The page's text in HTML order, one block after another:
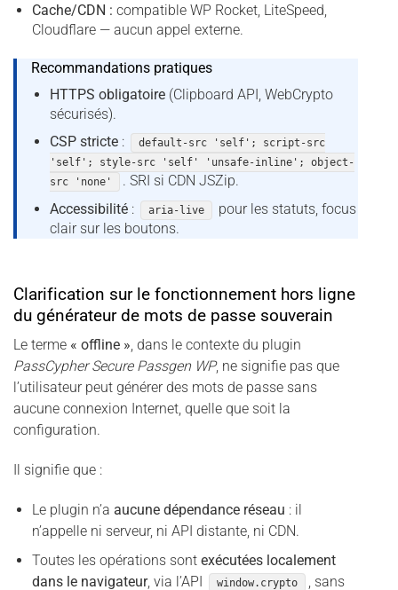
Cache/CDN : compatible WP Rocket, LiteSpeed,
Cloudflare — aucun appel externe.
Recommandations pratiques
HTTPS obligatoire(Clipboard API, WebCrypto
sécurisés).
CSP stricte:
default-src 'self'; script-src
'self'; style-src 'self' 'unsafe-inline'; object-
src 'none'
. SRI si CDN JSZip.
Accessibilité: aria-live
pour les statuts, focus
clair sur les boutons.
Clarification sur le fonctionnement hors ligne
du générateur de mots de passe souverain
Le terme « offline », dans le contexte du plugin
PassCypher Secure Passgen WP, ne signifie pas que
l’utilisateur peut générer des mots de passe sans
aucune connexion Internet, quelle que soit la
configuration.
Il signifie que :
Le plugin n’a aucune dépendance réseau : il
n’appelle ni serveur, ni API distante, ni CDN.
Toutes les opérations sont exécutées localement
dans le navigateur, via l’API window.crypto
, sans